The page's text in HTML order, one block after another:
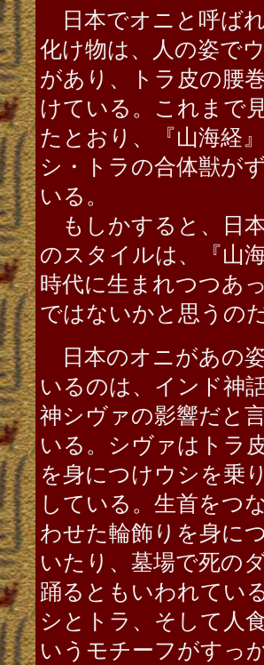
日本でオニと呼ば
化け物は、人の姿で
があり、トラ皮の腰
けている。これまで
たとおり、『山海経
シ・トラの合体獣が
いる。
もしかすると、日
のスタイルは、『山
時代に生まれつつあ
ではないかと思うの
日本のオニがあの
いるのは、インド神
神シヴァの影響だと
いる。シヴァはトラ
を身につけウシを乗
している。生首をつ
わせた輪飾りを身に
いたり、墓場で死の
踊るともいわれてい
シとトラ、そして人
いうモチーフがすっ